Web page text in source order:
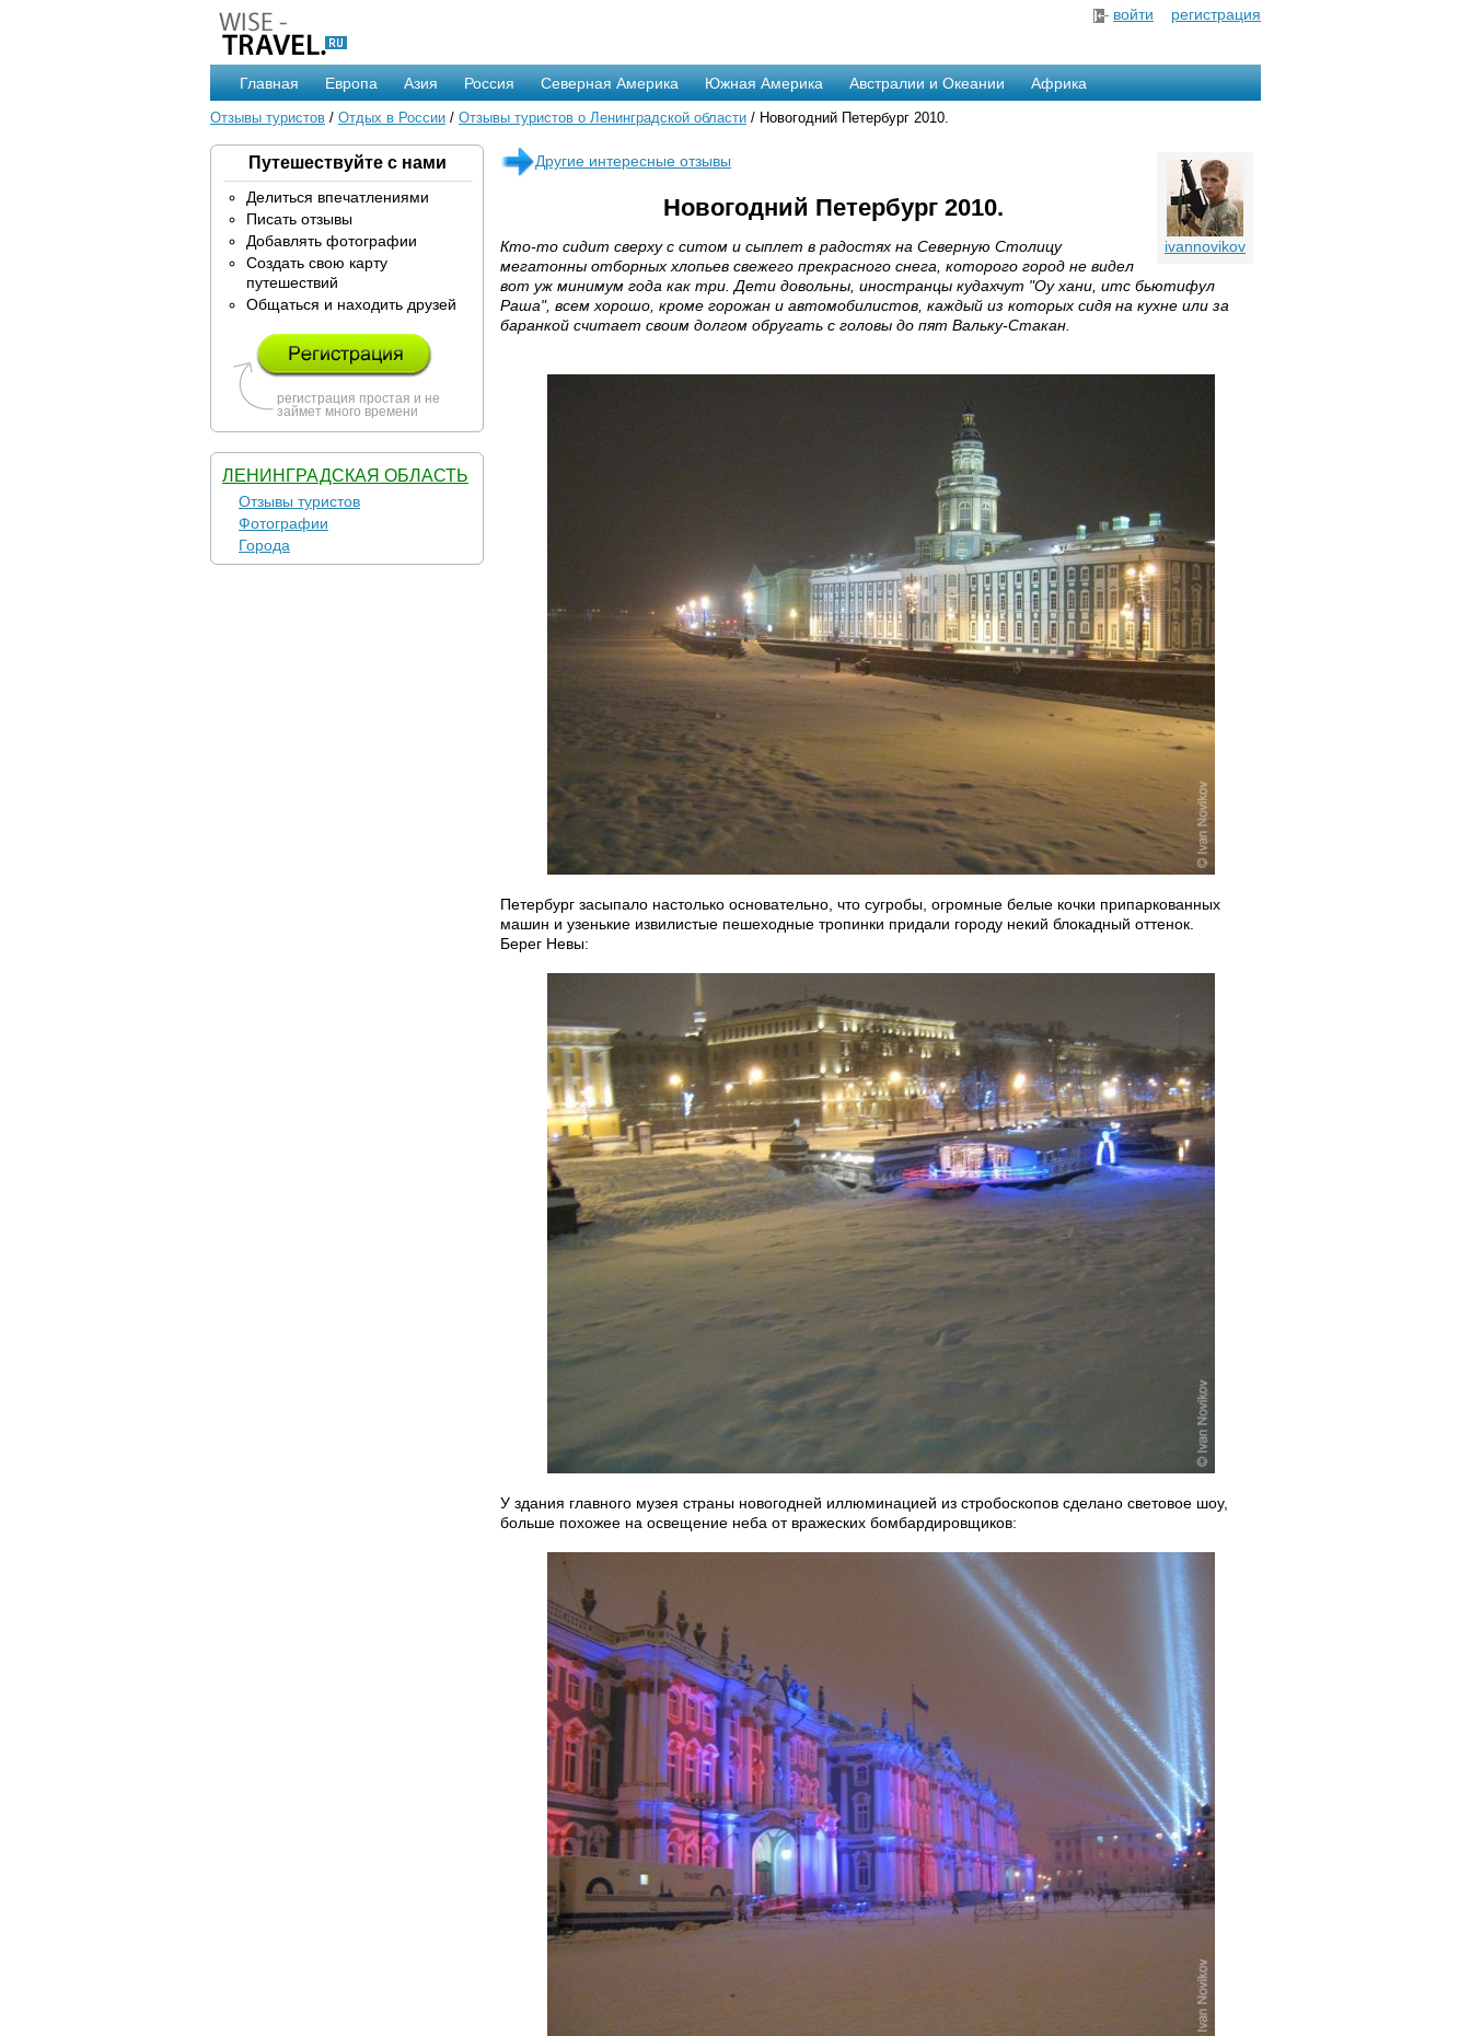
войти регистрация
Главная Европа Азия Россия Северная Америка Южная Америка Австралии и Океании Африка
Отзывы туристов / Отдых в России / Отзывы туристов о Ленинградской области / Новогодний Петербург 2010.
Путешествуйте с нами
Делиться впечатлениями
Писать отзывы
Добавлять фотографии
Создать свою карту
путешествий
Общаться и находить друзей
регистрация простая и не
займет много времени
ЛЕНИНГРАДСКАЯ ОБЛАСТЬ
Отзывы туристов
Фотографии
Города
Другие интересные отзывы
ivannovikov
Новогодний Петербург 2010.
Кто-то сидит сверху с ситом и сыплет в радостях на Северную Столицу
мегатонны отборных хлопьев свежего прекрасного снега, которого город не видел
вот уж минимум года как три. Дети довольны, иностранцы кудахчут "Оу хани, итс бьютифул
Раша", всем хорошо, кроме горожан и автомобилистов, каждый из которых сидя на кухне или за
баранкой считает своим долгом обругать с головы до пят Вальку-Стакан.
Петербург засыпало настолько основательно, что сугробы, огромные белые кочки припаркованных
машин и узенькие извилистые пешеходные тропинки придали городу некий блокадный оттенок.
Берег Невы:
У здания главного музея страны новогодней иллюминацией из стробоскопов сделано световое шоу,
больше похожее на освещение неба от вражеских бомбардировщиков: